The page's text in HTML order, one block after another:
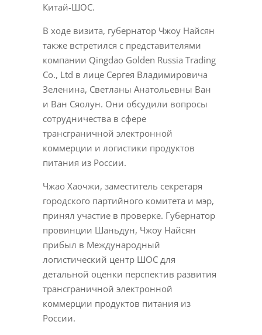
Китай-ШОС.
В ходе визита, губернатор Чжоу Найсян
также встретился с представителями
компании Qingdao Golden Russia Trading
Co., Ltd в лице Сергея Владимировича
Зеленина, Светланы Анатольевны Ван
и Ван Сяолун. Они обсудили вопросы
сотрудничества в сфере
трансграничной электронной
коммерции и логистики продуктов
питания из России.
Чжао Хаочжи, заместитель секретаря
городского партийного комитета и мэр,
принял участие в проверке. Губернатор
провинции Шаньдун, Чжоу Найсян
прибыл в Международный
логистический центр ШОС для
детальной оценки перспектив развития
трансграничной электронной
коммерции продуктов питания из
России.